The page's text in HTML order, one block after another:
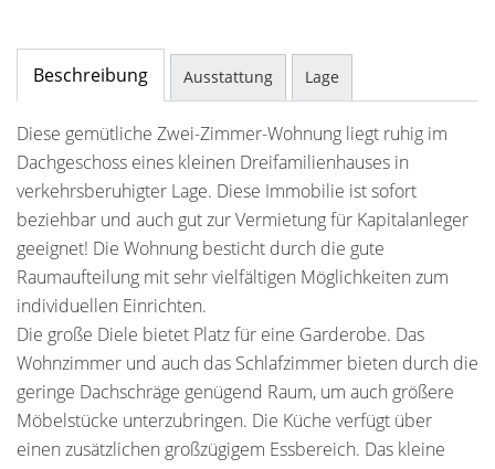
Beschreibung Ausstattung Lage
Diese gemütliche Zwei-Zimmer-Wohnung liegt ruhig im
Dachgeschoss eines kleinen Dreifamilienhauses in
verkehrsberuhigter Lage. Diese Immobilie ist sofort
beziehbar und auch gut zur Vermietung für Kapitalanleger
geeignet! Die Wohnung besticht durch die gute
Raumaufteilung mit sehr vielfältigen Möglichkeiten zum
individuellen Einrichten.
Die große Diele bietet Platz für eine Garderobe. Das
Wohnzimmer und auch das Schlafzimmer bieten durch die
geringe Dachschräge genügend Raum, um auch größere
Möbelstücke unterzubringen. Die Küche verfügt über
einen zusätzlichen großzügigem Essbereich. Das kleine